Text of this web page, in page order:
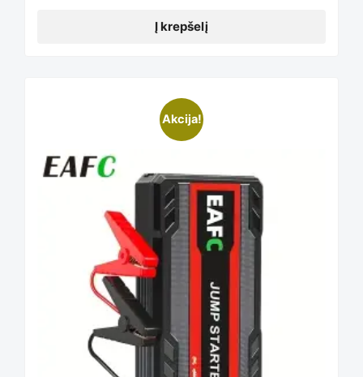
Į krepšelį
Akcija!
product
has
multiple
variants.